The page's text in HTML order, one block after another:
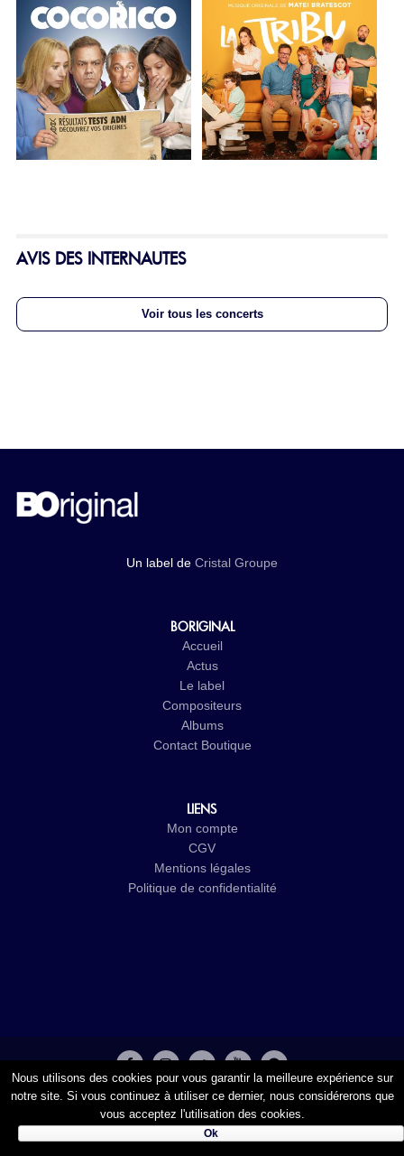
AVIS DES INTERNAUTES
Voir tous les concerts
Un label de Cristal Groupe
BORIGINAL
Accueil
Actus
Le label
Compositeurs
Albums
Contact Boutique
LIENS
Mon compte
CGV
Mentions légales
Politique de confidentialité
© 2017-2026Cristal Groupe-Studio Vitamine - Tous droits
réservés
Nous utilisons des cookies pour vous garantir la meilleure expérience sur
notre site. Si vous continuez à utiliser ce dernier, nous considérerons que
vous acceptez l'utilisation des cookies.
Ok